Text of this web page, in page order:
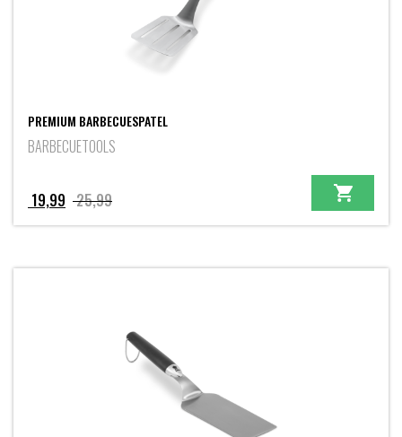
PREMIUM BARBECUESPATEL
BARBECUETOOLS
25,99Oorspronkelijke
prijs
25,99.
19,99
Huidige
prijs
19,99.